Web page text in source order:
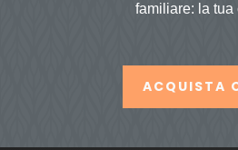
familiare: la tua
ACQUISTA